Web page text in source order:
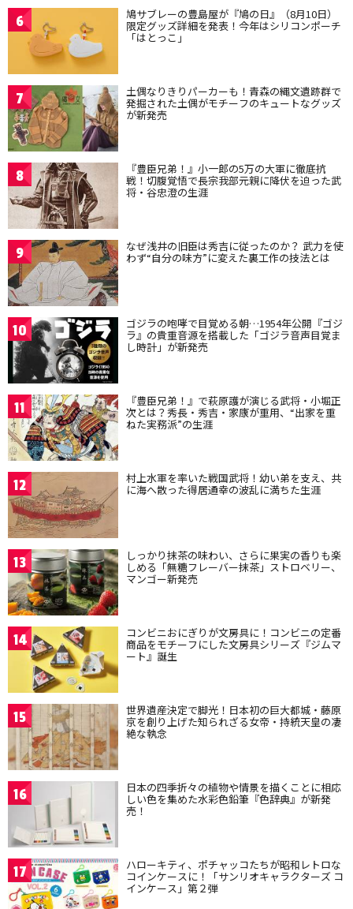
6 鳩サブレーの豊島屋が『鳩の日』（8月10日）
限定グッズ詳細を発表！今年はシリコンポーチ
「はとっこ」
7 土偶なりきりパーカーも！青森の縄文遺跡群で
発掘された土偶がモチーフのキュートなグッズ
が新発売
8 『豊臣兄弟！』小一郎の5万の大軍に徹底抗
戦！切腹覚悟で長宗我部元親に降伏を迫った武
将・谷忠澄の生涯
9 なぜ浅井の旧臣は秀吉に従ったのか？ 武力を使
わず“自分の味方”に変えた裏工作の技法とは
10 ゴジラの咆哮で目覚める朝…1954年公開『ゴジ
ラ』の貴重音源を搭載した「ゴジラ音声目覚ま
し時計」が新発売
11 『豊臣兄弟！』で萩原護が演じる武将・小堀正
次とは？秀長・秀吉・家康が重用、“出家を重
ねた実務派”の生涯
12 村上水軍を率いた戦国武将！幼い弟を支え、共
に海へ散った得居通幸の波乱に満ちた生涯
13 しっかり抹茶の味わい、さらに果実の香りも楽
しめる「無糖フレーバー抹茶」ストロベリー、
マンゴー新発売
14 コンビニおにぎりが文房具に！コンビニの定番
商品をモチーフにした文房具シリーズ『ジムマ
ート』誕生
15 世界遺産決定で脚光！日本初の巨大都城・藤原
京を創り上げた知られざる女帝・持統天皇の凄
絶な執念
16 日本の四季折々の植物や情景を描くことに相応
しい色を集めた水彩色鉛筆『色辞典』が新発
売！
17 ハローキティ、ポチャッコたちが昭和レトロな
コインケースに！「サンリオキャラクターズ コ
インケース」第２弾